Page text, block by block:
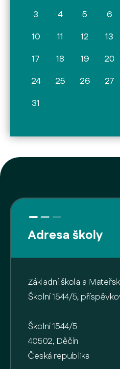
3
4 5 6
10
11 12 13
17
18 19 20
24
25 26 27
31
Adresa školy
Základní škola a
Školní 1544/5,
Školní 1544/5
40502, Děčín
Česká republika